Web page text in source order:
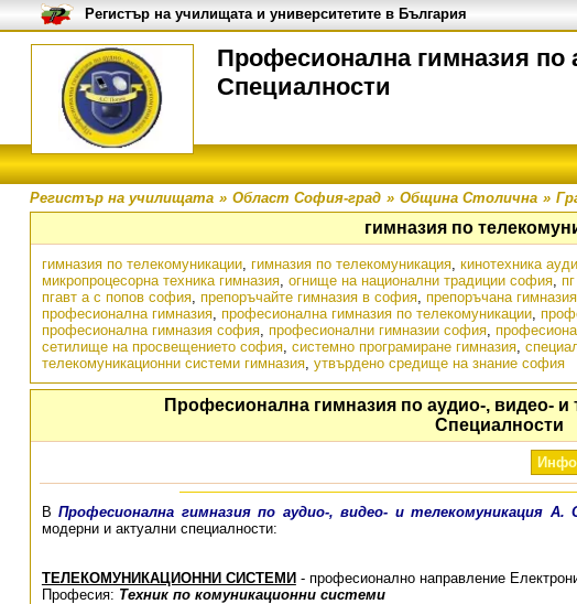
Професионална гимназия
Специалности
Регистър на училищата и университетите в България
Регистър на училищата » Област София-град » Община Столична »
гимназия по
гимназия по телекомуникации, гимназия по телекомуникация, кинотехника
микропроцесорна техника гимназия, огнище на национални традиции софия,
пгавт а с попов софия, препоръчайте гимназия в софия, препоръчана
професионална гимназия, професионална гимназия по телекомуникации,
професионална гимназия софия, професионални гимназии софия,
сетилище на просвещението софия, системно програмиране гимназия,
телекомуникационни системи гимназия, утвърдено средище на знание софия
Професионална гимназия по аудио-, видео-
Специалности
ВПрофесионална гимназия по аудио-, видео- и телекомуникация А.
модерни и актуални специалности:
ТЕЛЕКОМУНИКАЦИОННИ СИСТЕМИ - професионално направление
Професия: Техник по комуникационни системи